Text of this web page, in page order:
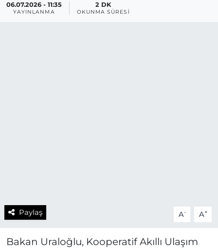
06.07.2026 - 11:35
YAYINLANMA
2 DK
OKUNMA SÜRESI
Paylaş A- A+
Bakan Uraloğlu, Kooperatif Akıllı Ulaşım